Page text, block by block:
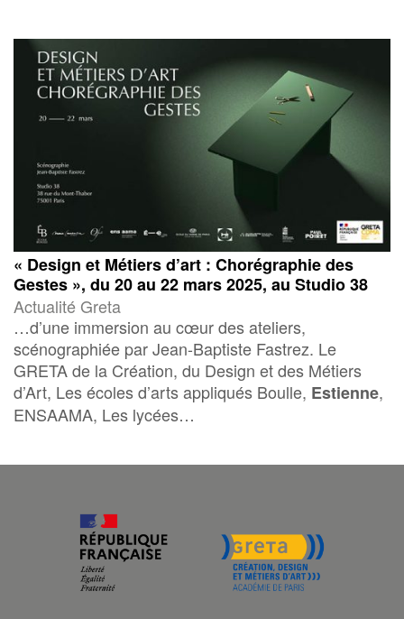
« Design et Métiers d’art : Chorégraphie des
Gestes », du 20 au 22 mars 2025, au Studio 38
Actualité Greta
…d’une immersion au cœur des ateliers,
scénographiée par Jean-Baptiste Fastrez. Le
GRETA de la Création, du Design et des Métiers
d’Art, Les écoles d’arts appliqués Boulle, Estienne,
ENSAAMA, Les lycées…